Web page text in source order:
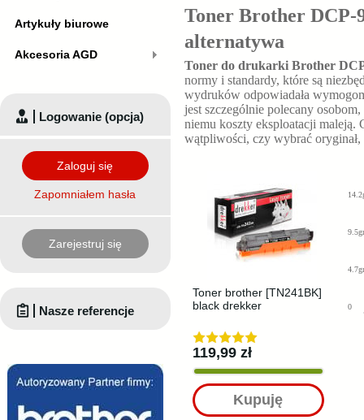
Toner Brother DCP-
alternatywa
Toner do drukarki Brother
normy i standardy, które są
wydruków odpowiadała
jest szczególnie polecany
niemu koszty eksploatacji maleją.
wątpliwości, czy wybrać
Toner brother [TN241BK]
black drekker
119,99 zł
Kupuję
9.5gr
4.7gr
0
Artykuły biurowe
Akcesoria AGD
Logowanie (opcja)
Zaloguj się
Zapomniałem hasła
Zarejestruj się
Nasze referencje